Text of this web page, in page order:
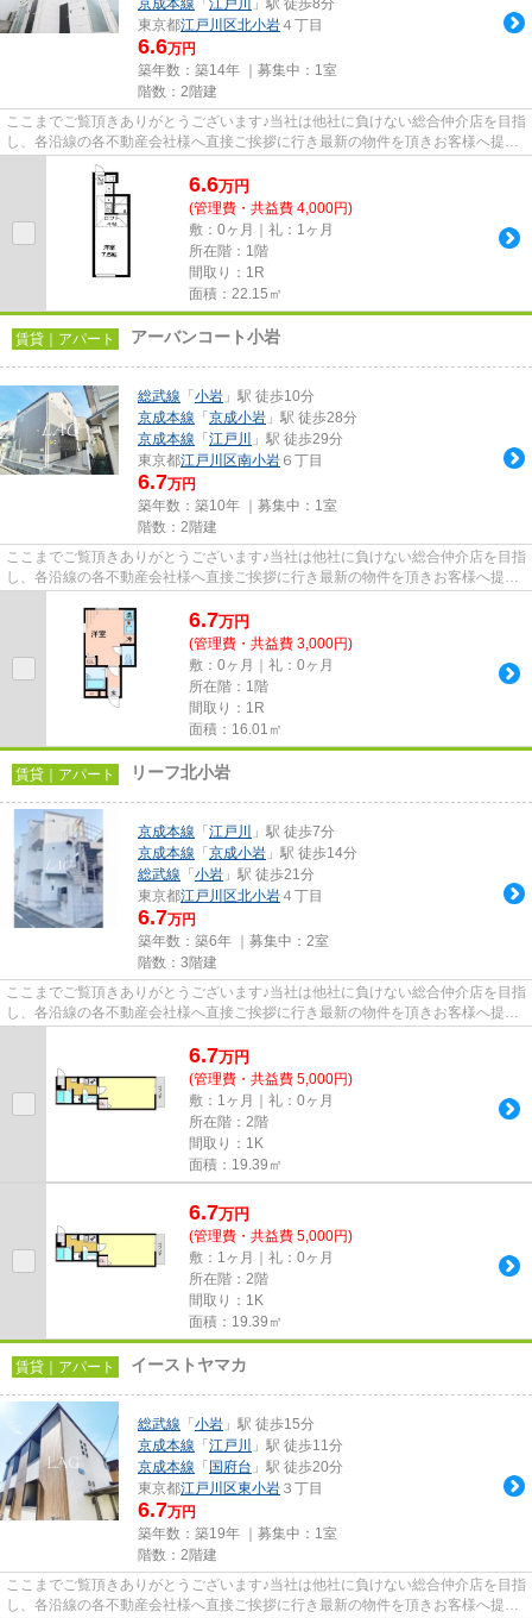
京成本線 「 江戸川
」駅 徒歩8分
東京都江戸川区北小岩 ４丁目
6.6万円
築年数：築14年 ｜募集中： 1室
階数：2階建
ここまでご覧頂きありがとうございます♪当社は他社に負けない総合仲介店を目指
し、各沿線の各不動産会社様へ直接ご挨拶に行き最新の物件を頂きお客様へ提供
しております！最新の情報は...
6.6万円
(管理費・共益費 4,000円)
敷：0ヶ月｜礼：1ヶ月
所在階：1階
間取り：1R
面積：22.15㎡
賃貸｜アパート アーバンコート小岩
総武線 「 小岩 」駅 徒歩10分
京成本線 「 京成小岩 」駅 徒歩28分
京成本線 「 江戸川
」駅 徒歩29分
東京都江戸川区南小岩 ６丁目
6.7万円
築年数：築10年 ｜募集中： 1室
階数：2階建
ここまでご覧頂きありがとうございます♪当社は他社に負けない総合仲介店を目指
し、各沿線の各不動産会社様へ直接ご挨拶に行き最新の物件を頂きお客様へ提供
6.7万円
(管理費・共益費 3,000円)
敷：0ヶ月｜礼：0ヶ月
所在階：1階
間取り：1R
面積：16.01㎡
賃貸｜アパート リーフ北小岩
京成本線 「 江戸川
」駅 徒歩7分
京成本線 「 京成小岩 」駅 徒歩14分
総武線 「 小岩 」駅 徒歩21分
東京都江戸川区北小岩 ４丁目
6.7万円
築年数：築6年 ｜募集中： 2室
階数：3階建
ここまでご覧頂きありがとうございます♪当社は他社に負けない総合仲介店を目指
し、各沿線の各不動産会社様へ直接ご挨拶に行き最新の物件を頂きお客様へ提供
6.7万円
(管理費・共益費 5,000円)
敷：1ヶ月｜礼：0ヶ月
所在階：2階
間取り：1K
面積：19.39㎡
6.7万円
(管理費・共益費 5,000円)
敷：1ヶ月｜礼：0ヶ月
所在階：2階
間取り：1K
面積：19.39㎡
賃貸｜アパート イーストヤマカ
総武線 「 小岩 」駅 徒歩15分
京成本線 「 江戸川
」駅 徒歩11分
京成本線 「 国府台 」駅 徒歩20分
東京都江戸川区東小岩 ３丁目
6.7万円
築年数：築19年 ｜募集中： 1室
階数：2階建
ここまでご覧頂きありがとうございます♪当社は他社に負けない総合仲介店を目指
し、各沿線の各不動産会社様へ直接ご挨拶に行き最新の物件を頂きお客様へ提供